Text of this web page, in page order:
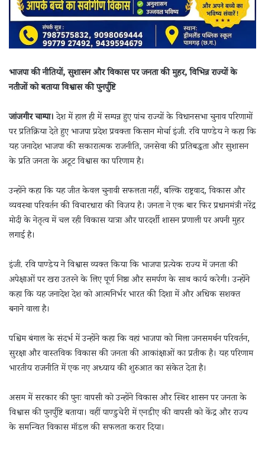
भाजपा की नीतियों, सुशासन और विकास पर जनता की मुहर, विभिन्न राज्यों के
नतीजों को बताया विश्वास की पुनर्पुष्टि
जांजगीर चाम्पा।देश में हाल ही में सम्पन्न हुए पांच राज्यों के विधानसभा चुनाव परिणामों
पर प्रतिक्रिया देते हुए भाजपा प्रदेश प्रवक्ता किसान मोर्चा इंजी. रवि पाण्डेय ने कहा कि
यह जनादेश भाजपा की सकारात्मक राजनीति, जनसेवा की प्रतिबद्धता और सुशासन
के प्रति जनता के अटूट विश्वास का परिणाम है।
उन्होंने कहा कि यह जीत केवल चुनावी सफलता नहीं, बल्कि राष्ट्रवाद, विकास और
व्यवस्था परिवर्तन की विचारधारा की विजय है। जनता ने एक बार फिर प्रधानमंत्री नरेंद्र
मोदी के नेतृत्व में चल रही विकास यात्रा और पारदर्शी शासन प्रणाली पर अपनी मुहर
लगाई है।
इंजी. रवि पाण्डेय ने विश्वास व्यक्त किया कि भाजपा प्रत्येक राज्य में जनता की
अपेक्षाओं पर खरा उतरने के लिए पूर्ण निष्ठा और समर्पण के साथ कार्य करेगी। उन्होंने
कहा कि यह जनादेश देश को आत्मनिर्भर भारत की दिशा में और अधिक सशक्त
बनाने वाला है।
पश्चिम बंगाल के संदर्भ में उन्होंने कहा कि वहां भाजपा को मिला जनसमर्थन परिवर्तन,
सुरक्षा और वास्तविक विकास की जनता की आकांक्षाओं का प्रतीक है। यह परिणाम
भारतीय राजनीति में एक नए अध्याय की शुरुआत का संकेत देता है।
असम में सरकार की पुनः वापसी को उन्होंने विकास और स्थिर शासन पर जनता के
विश्वास की पुनर्पुष्टि बताया। वहीं पाण्डुचेरी में एनडीए की वापसी को केंद्र और राज्य
के समन्वित विकास मॉडल की सफलता करार दिया।